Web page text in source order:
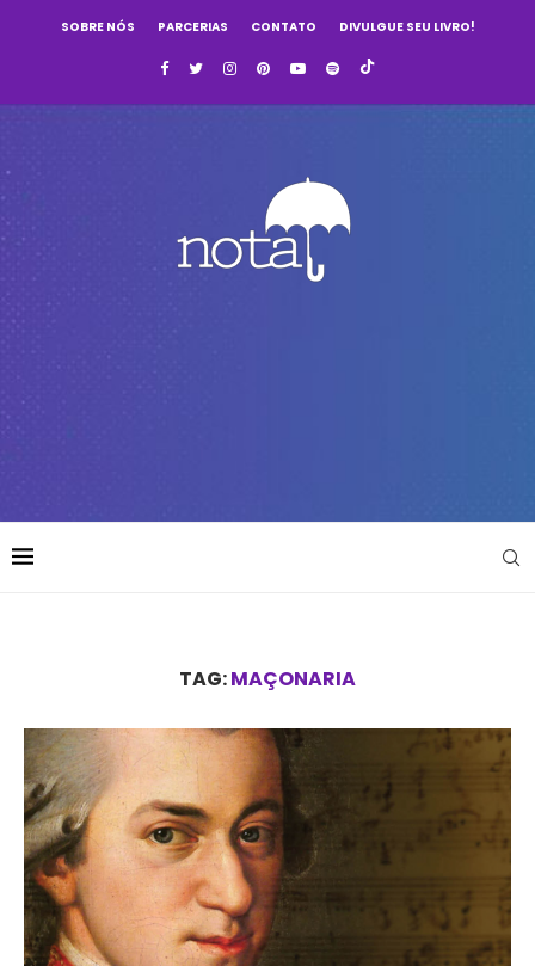
SOBRE NÓS PARCERIAS CONTATO DIVULGUE SEU LIVRO!
TAG:MAÇONARIA